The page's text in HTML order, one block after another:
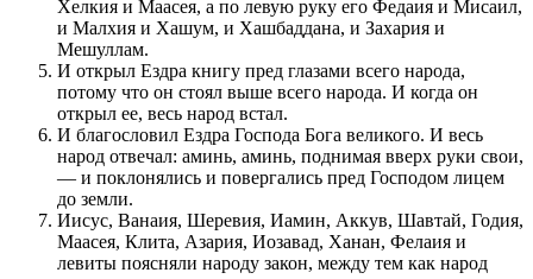
Хелкия и Маасея, а по левую руку его Федаия и Мисаил,
и Малхия и Хашум, и Хашбаддана, и Захария и
Мешуллам.
И открыл Ездра книгу пред глазами всего народа,
потому что он стоял выше всего народа. И когда он
открыл ее, весь народ встал.
И благословил Ездра Господа Бога великого. И весь
народ отвечал: аминь, аминь, поднимая вверх руки свои,
— и поклонялись и повергались пред Господом лицем
до земли.
Иисус, Ванаия, Шеревия, Иамин, Аккув, Шавтай, Годия,
Маасея, Клита, Азария, Иозавад, Ханан, Фелаия и
левиты поясняли народу закон, между тем как народ